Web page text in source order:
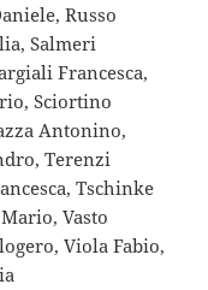
Russo
Salmeri
Francesca,
Sciortino
Antonino,
Terenzi
Tschinke
Vasto
Viola Fabio,